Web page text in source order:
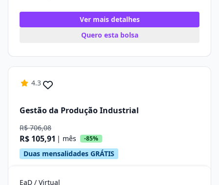
Ver mais detalhes
Quero esta bolsa
4.3
Gestão da Produção Industrial
R$ 706,08
R$ 105,91 | mês -85%
Duas mensalidades GRÁTIS
EaD / Virtual